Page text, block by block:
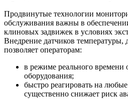
Продвинутые технологии
обслуживания важны в
клиновых задвижек в условиях
Внедрение датчиков температуры,
позволяет операторам:
в режиме реального времени
оборудования;
быстро реагировать на
существенно снижает риск